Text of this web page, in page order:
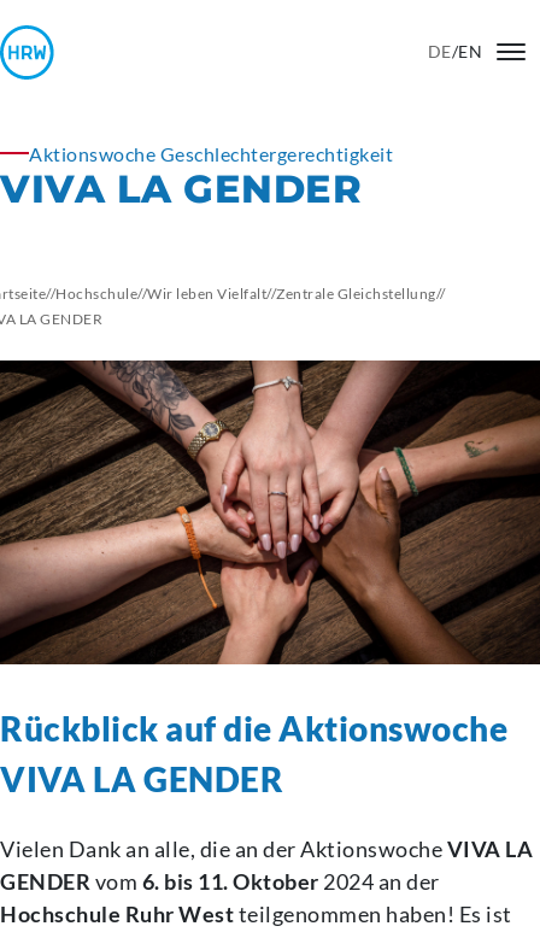
DE/EN
Aktionswoche Geschlechtergerechtigkeit
VIVA LA GENDER
//Hochschule//Wir leben Vielfalt//Zentrale Gleichstellung//
LA GENDER
Rückblick auf die Aktionswoche
VIVA LA GENDER
Vielen Dank an alle, die an der AktionswocheVIVA LA
GENDER vom 6. bis 11. Oktober 2024 an der
Hochschule Ruhr Westteilgenommen haben! Es ist